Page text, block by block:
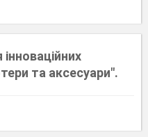
та аксесуари".